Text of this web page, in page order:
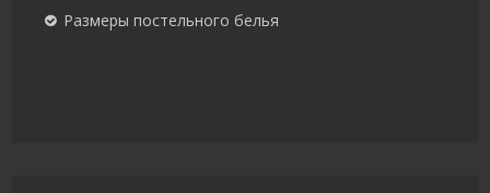
Размеры постельного белья